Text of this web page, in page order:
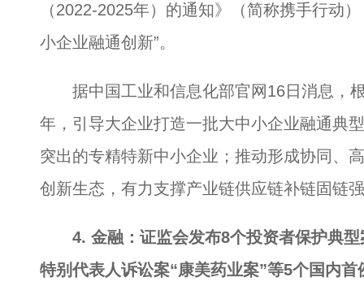
（2022-2025年）的通知》（简称携手行动
小企业融通创新”。
据中国工业和信息化部官网16日消息，
年，引导大企业打造一批大中小企业融通典
突出的专精特新中小企业；推动形成协同、
创新生态，有力支撑产业链供应链补链固链
4. 金融：证监会发布8个投资者保护典
特别代表人诉讼案“康美药业案”等5个国内首